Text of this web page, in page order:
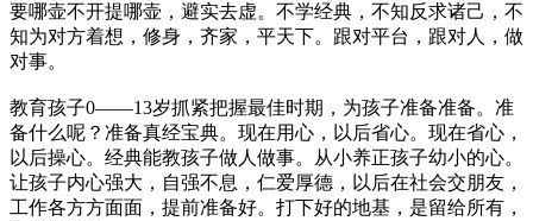
要哪壶不开提哪壶，避实去虚。不学经典，不知反求诸己，不
知为对方着想，修身，齐家，平天下。跟对平台，跟对人，做
对事。
教育孩子0——13岁抓紧把握最佳时期，为孩子准备准备。准
备什么呢？准备真经宝典。现在用心，以后省心。现在省心，
以后操心。经典能教孩子做人做事。从小养正孩子幼小的心。
让孩子内心强大，自强不息，仁爱厚德，以后在社会交朋友，
工作各方方面面，提前准备好。打下好的地基，是留给所有，